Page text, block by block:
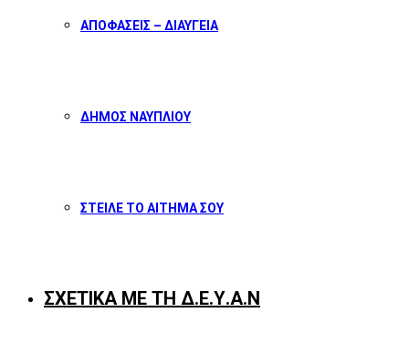
ΑΠΟΦΑΣΕΙΣ – ΔΙΑΥΓΕΙΑ
ΔΗΜΟΣ ΝΑΥΠΛΙΟΥ
ΣΤΕΙΛΕ ΤΟ ΑΙΤΗΜΑ ΣΟΥ
ΣΧΕΤΙΚΑ ΜΕ ΤΗ Δ.Ε.Υ.Α.Ν